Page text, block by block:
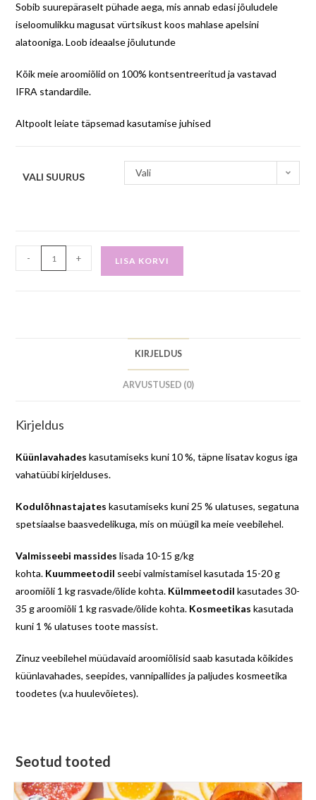
Sobib suurepäraselt pühade aega, mis annab edasi jõuludele
iseloomulikku magusat vürtsikust koos mahlase apelsini
alatooniga. Loob ideaalse jõulutunde
Kõik meie aroomiõlid on 100% kontsentreeritud ja vastavad
IFRA standardile.
Altpoolt leiate täpsemad kasutamise juhised
VALI SUURUS Vali
- + LISA KORVI
KIRJELDUS
ARVUSTUSED (0)
Kirjeldus
Küünlavahades kasutamiseks kuni 10 %, täpne lisatav kogus iga
vahatüübi kirjelduses.
Kodulõhnastajates kasutamiseks kuni 25 % ulatuses, segatuna
spetsiaalse baasvedelikuga, mis on müügil ka meie veebilehel.
Valmisseebi massides lisada 10-15 g/kg
kohta. Kuummeetodil seebi valmistamisel kasutada 15-20 g
aroomiõli 1 kg rasvade/õlide kohta. Külmmeetodil kasutades 30-
35 g aroomiõli 1 kg rasvade/õlide kohta. Kosmeetikas kasutada
kuni 1 % ulatuses toote massist.
Zinuz veebilehel müüdavaid aroomiõlisid saab kasutada kõikides
küünlavahades, seepides, vannipallides ja paljudes kosmeetika
toodetes (v.a huulevõietes).
Seotud tooted